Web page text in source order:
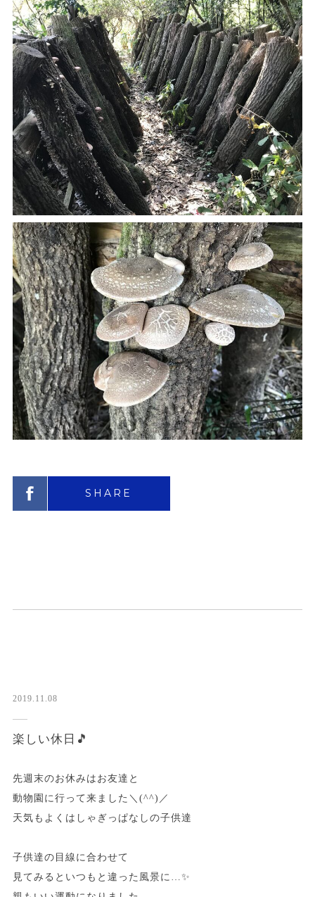
SHARE
2019.11.08
楽しい休日🎵
先週末のお休みはお友達と
動物園に行って来ました＼(^^)／
天気もよくはしゃぎっぱなしの子供達
子供達の目線に合わせて
見てみるといつもと違った風景に…✨